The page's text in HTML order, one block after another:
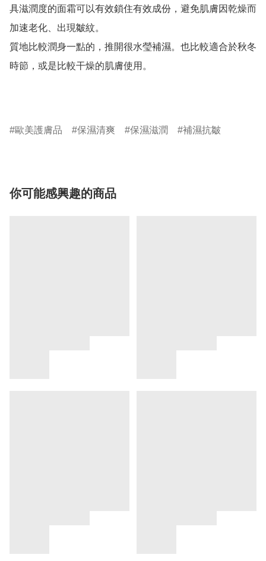
具滋潤度的面霜可以有效鎖住有效成份，避免肌膚因乾燥而
加速老化、出現皺紋。
質地比較潤身一點的，推開很水瑩補濕。也比較適合於秋冬
時節，或是比較干燥的肌膚使用。
歐美護膚品 保濕清爽 保濕滋潤 補濕抗皺
你可能感興趣的商品